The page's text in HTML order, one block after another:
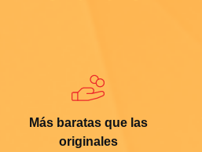
Más baratas que las
originales